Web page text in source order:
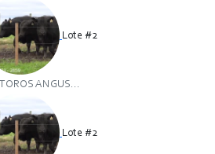
Lote #2
TOROS ANGUS...
Lote #2